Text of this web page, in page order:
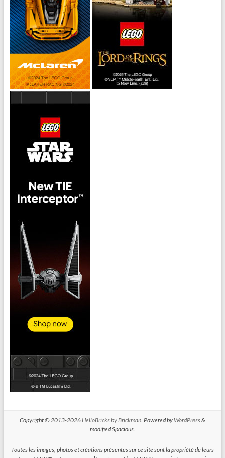
Copyright © 2013-2026HelloBricks by Brickman. Powered by WordPress&
modified Spacious.
Toutes les images, photos et créations présentes sur ce site sont la propriété de leurs